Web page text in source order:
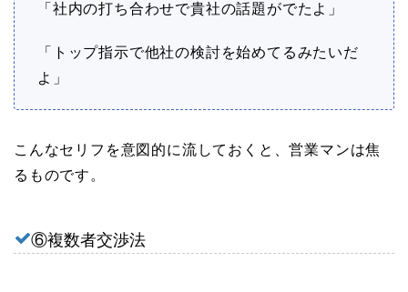
「社内の打ち合わせで貴社の話題がでたよ」
「トップ指示で他社の検討を始めてるみたいだ
よ」
こんなセリフを意図的に流しておくと、営業マンは焦
るものです。
⑥複数者交渉法